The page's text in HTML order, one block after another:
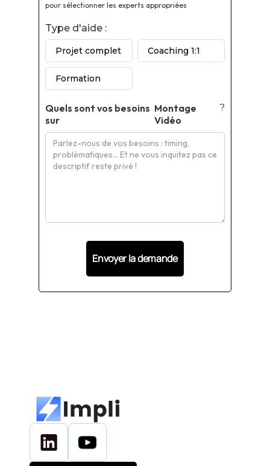
pour sélectionner les experts appropriées
Type d'aide :
Projet complet Coaching 1:1
Formation
Quels sont vos besoins
sur
Montage
Vidéo
?